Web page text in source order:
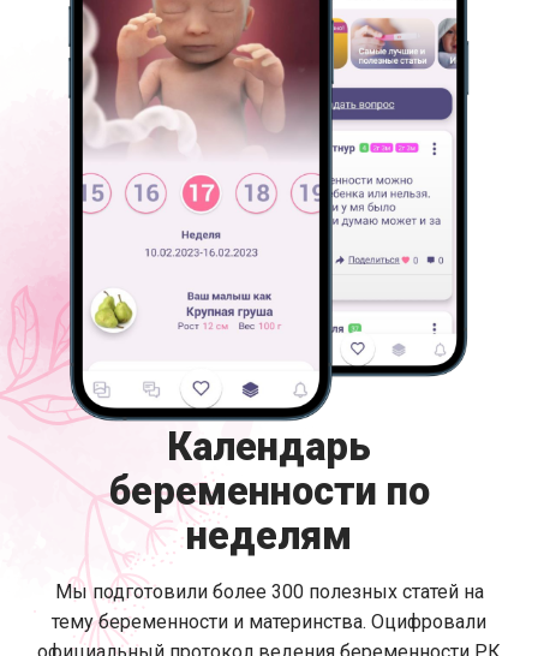
Календарь
беременности по
неделям
Мы подготовили более 300 полезных статей на
тему беременности и материнства. Оцифровали